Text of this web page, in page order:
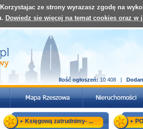
Ilość ogłoszeń: 10 408 |
Księgową zatrudnimy- ...
ze strony wyrazasz zgodę na
Dowiedz sie więcej na temat cookies oraz w